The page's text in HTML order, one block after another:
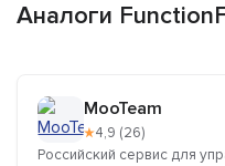
Аналоги
MooTeam
★4,9 (26)
Российский сервис для